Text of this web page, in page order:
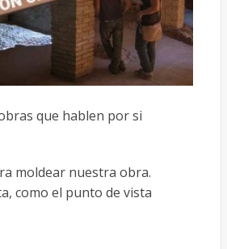
que hablen por si
moldear nuestra obra.
como el punto de vista